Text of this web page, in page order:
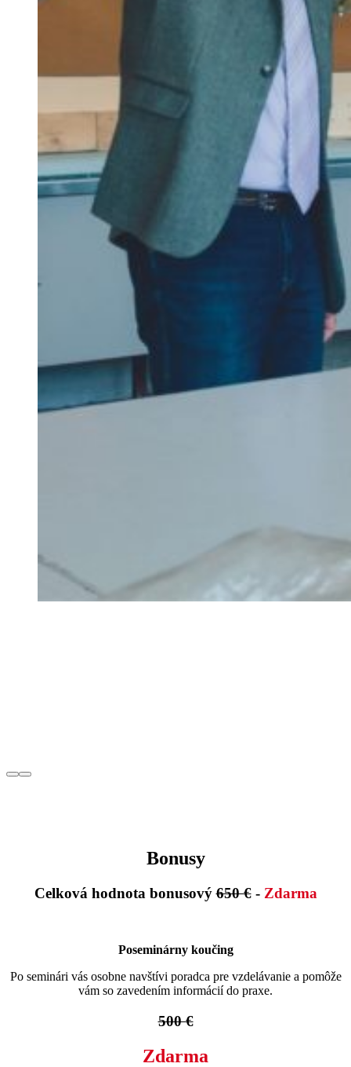
Bonusy
Celková hodnota bonusový650 €-Zdarma
Poseminárny koučing
Po seminári vás osobne navštívi poradca pre vzdelávanie a pomôže
vám so zavedením informácií do praxe.
500 €
Zdarma